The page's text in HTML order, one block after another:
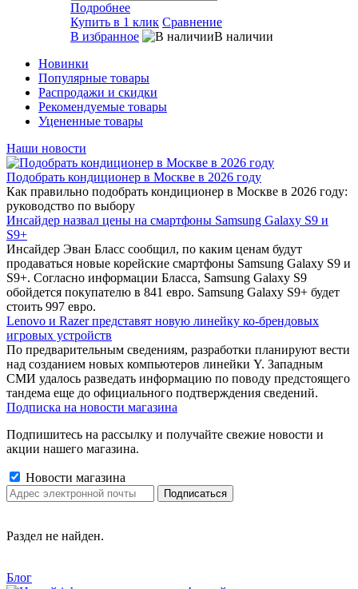
Подробнее
Купить в 1 клик Сравнение
В избранное
В наличии
Новинки
Популярные товары
Распродажи и скидки
Рекомендуемые товары
Уцененные товары
Наши новости
Подобрать кондиционер в Москве в 2026 году
Как правильно подобрать кондиционер в Москве в 2026 году:
руководство по выбору
Инсайдер назвал цены на смартфоны Samsung Galaxy S9 и
S9+
Инсайдер Эван Бласс сообщил, по каким ценам будут
продаваться новые корейские смартфоны Samsung Galaxy S9 и
S9+. Согласно информации Бласса, Samsung Galaxy S9
обойдется покупателю в 841 евро. Samsung Galaxy S9+ будет
стоить 997 евро.
Lenovo и Razer представят новую линейку ко-брендовых
игровых устройств
По предварительным сведениям, разработки планируют вести
над созданием новых компьютеров линейки Y. Западным
СМИ удалось разведать информацию по поводу предстоящего
тандема еще до официального подтверждения сведений.
Подписка на новости магазина
Подпишитесь на рассылку и получайте свежие новости и
акции нашего магазина.
Новости магазина
Раздел не найден.
Блог